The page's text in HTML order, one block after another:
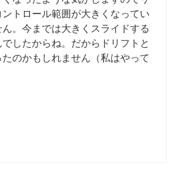
トロール範囲が大きくなってい
。今までは大きくスライドする
したからね。だからドリフトと
のかもしれません（私はやって